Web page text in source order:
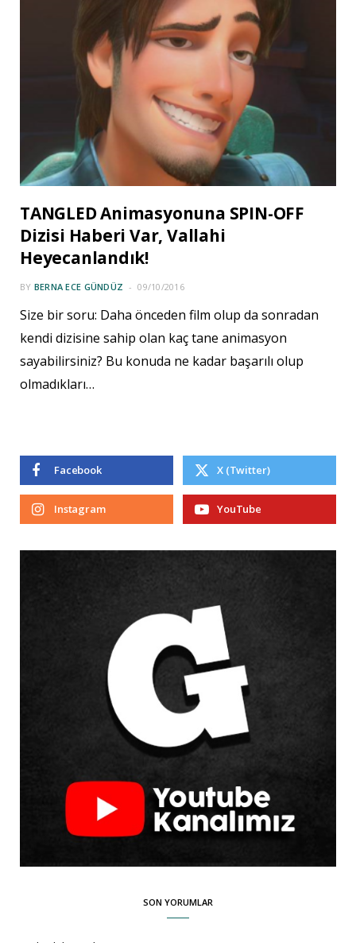
TANGLED Animasyonuna SPIN-OFF
Dizisi Haberi Var, Vallahi
Heyecanlandık!
BY BERNA ECE GÜNDÜZ 09/10/2016
Size bir soru: Daha önceden film olup da sonradan
kendi dizisine sahip olan kaç tane animasyon
sayabilirsiniz? Bu konuda ne kadar başarılı olup
olmadıkları…
Facebook X (Twitter)
Instagram YouTube
SON YORUMLAR